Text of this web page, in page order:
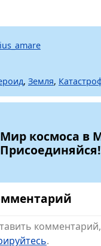
, Земля,
Мир космоса в
Присоединяйся!
комментарий,
.